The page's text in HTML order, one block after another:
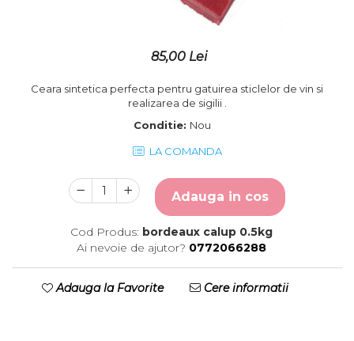
85,00 Lei
Ceara sintetica perfecta pentru gatuirea sticlelor de vin si
realizarea de sigilii .
Conditie: Nou
LA COMANDA
Adauga in cos
Cod Produs: bordeaux calup 0.5kg
Ai nevoie de ajutor? 0772066288
Adauga la Favorite Cere informatii